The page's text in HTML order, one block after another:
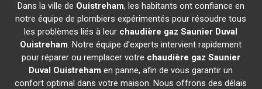
Dans la ville de Ouistreham, les habitants ont confiance en
notre équipe de plombiers expérimentés pour résoudre tous
les problèmes liés à leur chaudière gaz Saunier Duval
Ouistreham. Notre équipe d'experts intervient rapidement
pour réparer ou remplacer votre chaudière gaz Saunier
Duval Ouistreham en panne, afin de vous garantir un
confort optimal dans votre maison. Nous offrons des délais